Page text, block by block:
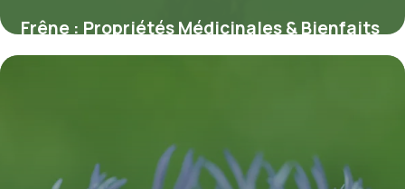
Frêne : Propriétés Médicinales & Bienfaits
9 juillet 2026